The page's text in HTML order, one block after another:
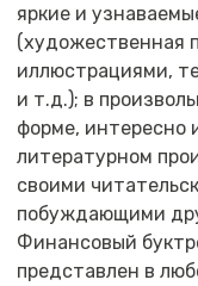
яркие и
(художественная
иллюстрациями,
и т.д.); в
форме, интересно
литературном
своими
побуждающими
Финансовый
представлен в